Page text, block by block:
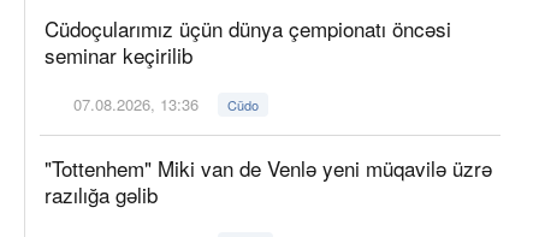
Cüdoçularımız üçün dünya çempionatı öncəsi
seminar keçirilib
07.08.2026, 13:36 Cüdo
"Tottenhem" Miki van de Venlə yeni müqavilə üzrə
razılığa gəlib